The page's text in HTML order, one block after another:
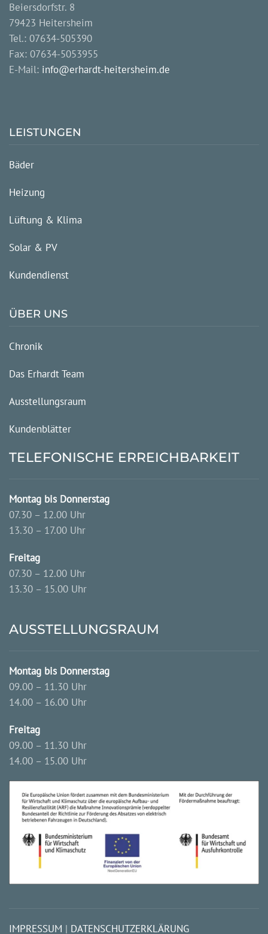
Beiersdorfstr. 8
79423 Heitersheim
Tel.: 07634-505390
Fax: 07634-5053955
E-Mail: info@erhardt-heitersheim.de
LEISTUNGEN
Bäder
Heizung
Lüftung & Klima
Solar & PV
Kundendienst
ÜBER UNS
Chronik
Das Erhardt Team
Ausstellungsraum
Kundenblätter
TELEFONISCHE ERREICHBARKEIT
Montag bis Donnerstag
07.30 – 12.00 Uhr
13.30 – 17.00 Uhr
Freitag
07.30 – 12.00 Uhr
13.30 – 15.00 Uhr
AUSSTELLUNGSRAUM
Montag bis Donnerstag
09.00 – 11.30 Uhr
14.00 – 16.00 Uhr
Freitag
09.00 – 11.30 Uhr
14.00 – 15.00 Uhr
IMPRESSUM | DATENSCHUTZERKLÄRUNG